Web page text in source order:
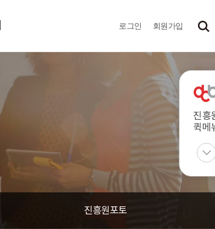
로그인 회원가입
진흥
퀵메
진흥원포토